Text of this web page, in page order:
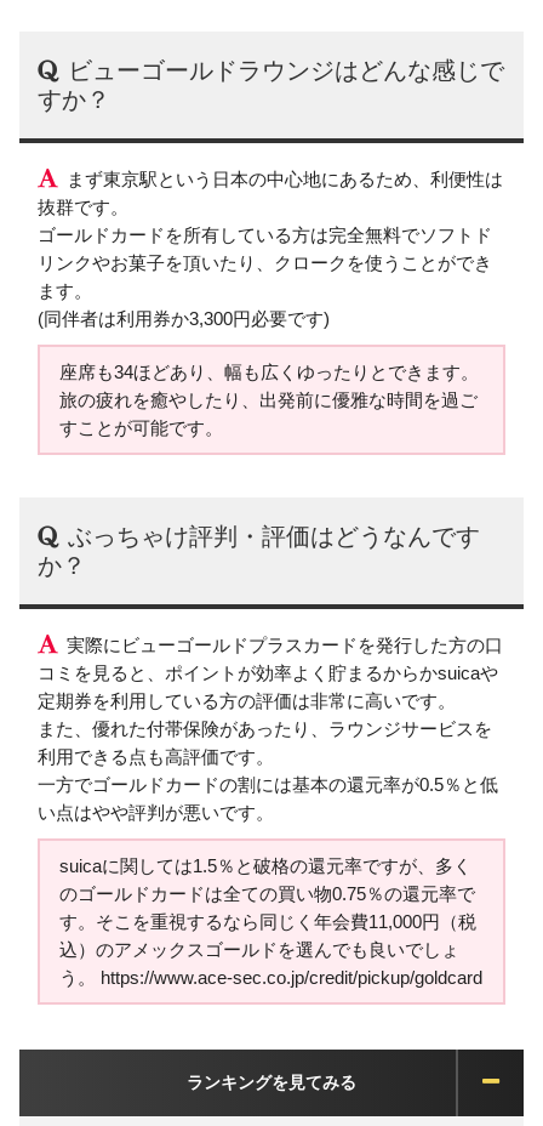
ビューゴールドラウンジはどんな感じで
すか？
まず東京駅という日本の中心地にあるため、利便性は
抜群です。
ゴールドカードを所有している方は完全無料でソフトド
リンクやお菓子を頂いたり、クロークを使うことができ
ます。
(同伴者は利用券か3,300円必要です)
座席も34ほどあり、幅も広くゆったりとできます。
旅の疲れを癒やしたり、出発前に優雅な時間を過ご
すことが可能です。
ぶっちゃけ評判・評価はどうなんです
か？
実際にビューゴールドプラスカードを発行した方の口
コミを見ると、ポイントが効率よく貯まるからかsuicaや
定期券を利用している方の評価は非常に高いです。
また、優れた付帯保険があったり、ラウンジサービスを
利用できる点も高評価です。
一方でゴールドカードの割には基本の還元率が0.5％と低
い点はやや評判が悪いです。
suicaに関しては1.5％と破格の還元率ですが、多く
のゴールドカードは全ての買い物0.75％の還元率で
す。そこを重視するなら同じく年会費11,000円（税
込）のアメックスゴールドを選んでも良いでしょ
う。 https://www.ace-sec.co.jp/credit/pickup/goldcard
ランキングを見てみる